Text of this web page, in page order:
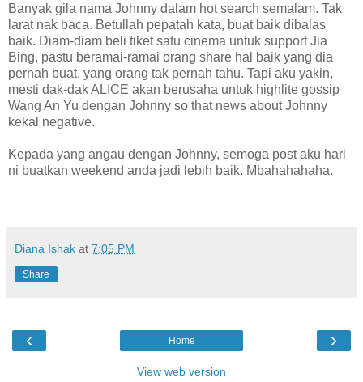
Banyak gila nama Johnny dalam hot search semalam. Tak
larat nak baca. Betullah pepatah kata, buat baik dibalas
baik. Diam-diam beli tiket satu cinema untuk support Jia
Bing, pastu beramai-ramai orang share hal baik yang dia
pernah buat, yang orang tak pernah tahu. Tapi aku yakin,
mesti dak-dak ALICE akan berusaha untuk highlite gossip
Wang An Yu dengan Johnny so that news about Johnny
kekal negative.
Kepada yang angau dengan Johnny, semoga post aku hari
ni buatkan weekend anda jadi lebih baik. Mbahahahaha.
Diana Ishak at 7:05 PM
Share
‹ ›
Home
View web version